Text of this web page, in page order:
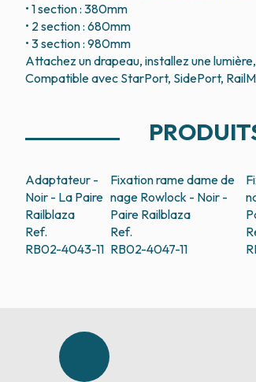
• 1 section : 380mm
• 2 section : 680mm
• 3 section : 980mm
Attachez un drapeau, installez une
Compatible avec StarPort, SidePort,
Adaptateur -
Noir - La Paire
Railblaza
Ref.
RB02-4043-11
Fixation rame dame de
nage Rowlock - Noir -
Paire Railblaza
Ref.
RB02-4047-11